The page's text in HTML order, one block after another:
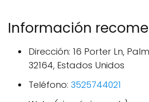
Información
Dirección: 16 Porter Ln,
32164, Estados Unidos
Teléfono: 3525744021